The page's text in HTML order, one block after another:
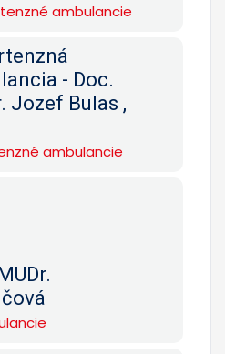
ambulancie
- Doc.
Jozef Bulas ,
ambulancie